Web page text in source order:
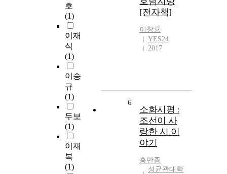
호
(1)
이재
식
(1)
이승
규
(1)
두보
(1)
이재
복
(1)
[전자책]
이창룡
YES24
2017
6
소화시평 :
조선이 사
랑한 시 이
야기
홍만종
성균관대학